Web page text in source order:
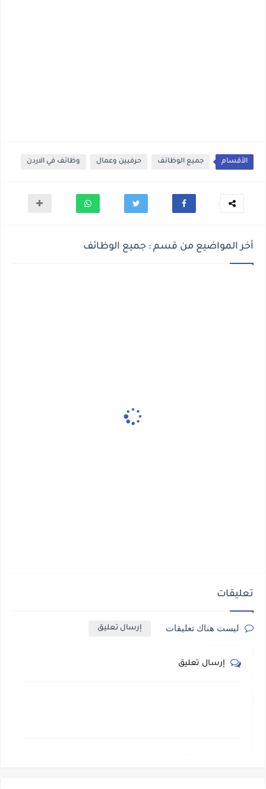
الأقسام جميع الوظائف حرفيين وعمال وظائف في الاردن
أخر المواضيع من قسم : جميع الوظائف
تعليقات
ليست هناك تعليقات إرسال تعليق
إرسال تعليق